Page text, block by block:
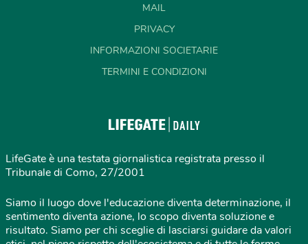
MAIL
PRIVACY
INFORMAZIONI SOCIETARIE
TERMINI E CONDIZIONI
LifeGate è una testata giornalistica registrata presso il
Tribunale di Como, 27/2001
Siamo il luogo dove l'educazione diventa determinazione, il
sentimento diventa azione, lo scopo diventa soluzione e
risultato. Siamo per chi sceglie di lasciarsi guidare da valori